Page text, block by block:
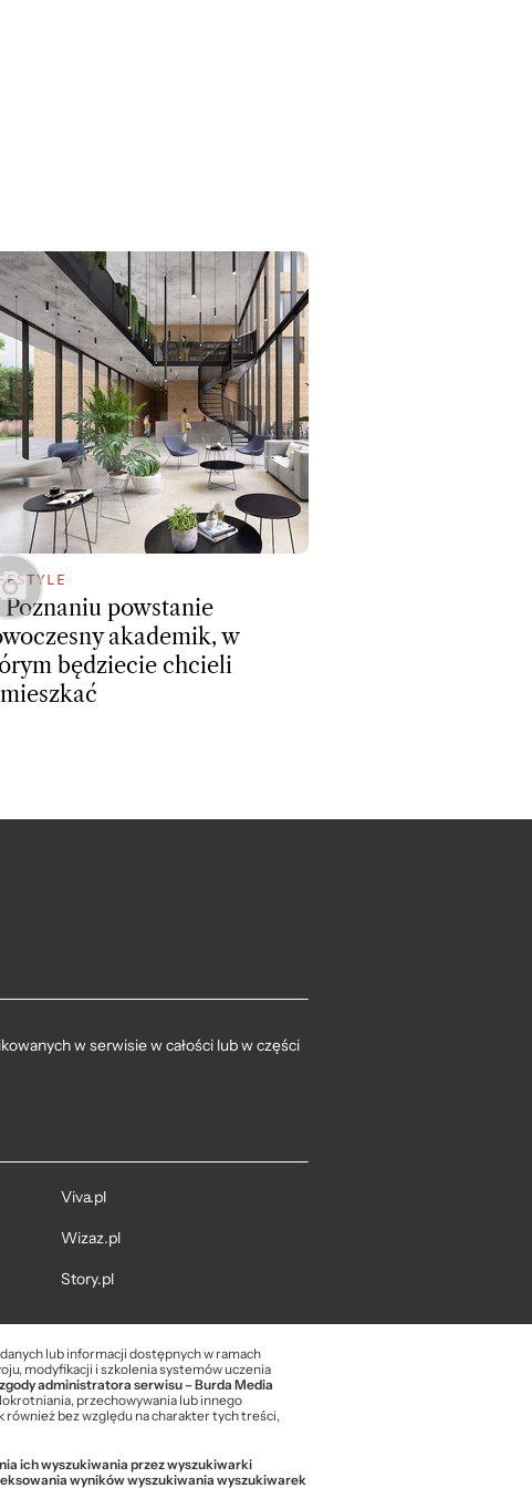
Poznaniu powstanie
akademik, w
będziecie chcieli
w serwisie w całości lub w części
Viva.pl
Wizaz.pl
Story.pl
lub informacji dostępnych w ramach
modyfikacji i szkolenia systemów uczenia
administratora serwisu – Burda Media
przechowywania lub innego
bez względu na charakter tych treści,
ich wyszukiwania przez wyszukiwarki
wyników wyszukiwania wyszukiwarek